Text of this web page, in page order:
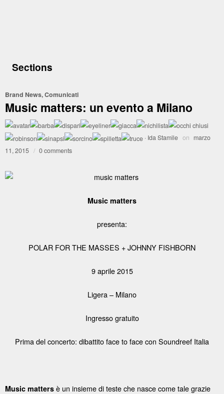
Sections
Brand News,Comunicati
Music matters: un evento a Milano
· Ida Stamile on marzo
11, 2015 / 0 comments
Music matters
presenta:
POLAR FOR THE MASSES + JOHNNY FISHBORN
9 aprile 2015
Ligera – Milano
Ingresso gratuito
Prima del concerto: dibattito face to face con Soundreef Italia
Music matters è un insieme di teste che nasce come tale grazie